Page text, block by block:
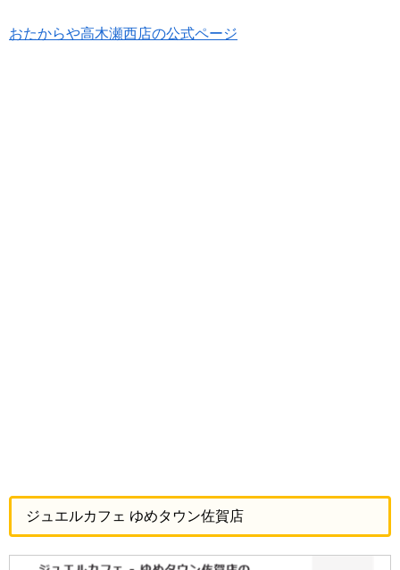
おたからや高木瀬西店の公式ページ
ジュエルカフェ ゆめタウン佐賀店